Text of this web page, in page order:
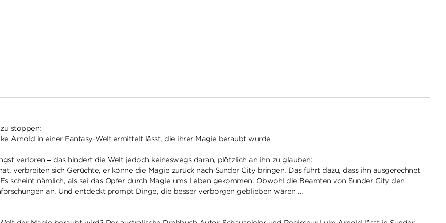
stoppen:
Arnold in einer Fantasy-Welt ermittelt lässt, die ihrer Magie beraubt wurde
verloren – das hindert die Welt jedoch keineswegs daran, plötzlich an ihn zu glauben:
verbreiten sich Gerüchte, er könne die Magie zurück nach Sunder City bringen. Das führt dazu, dass ihn ausgerechnet
scheint nämlich, als sei das Opfer durch Magie ums Leben gekommen. Obwohl die Beamten von Sunder City den
an. Und entdeckt prompt Dinge, die besser verborgen geblieben wären ...